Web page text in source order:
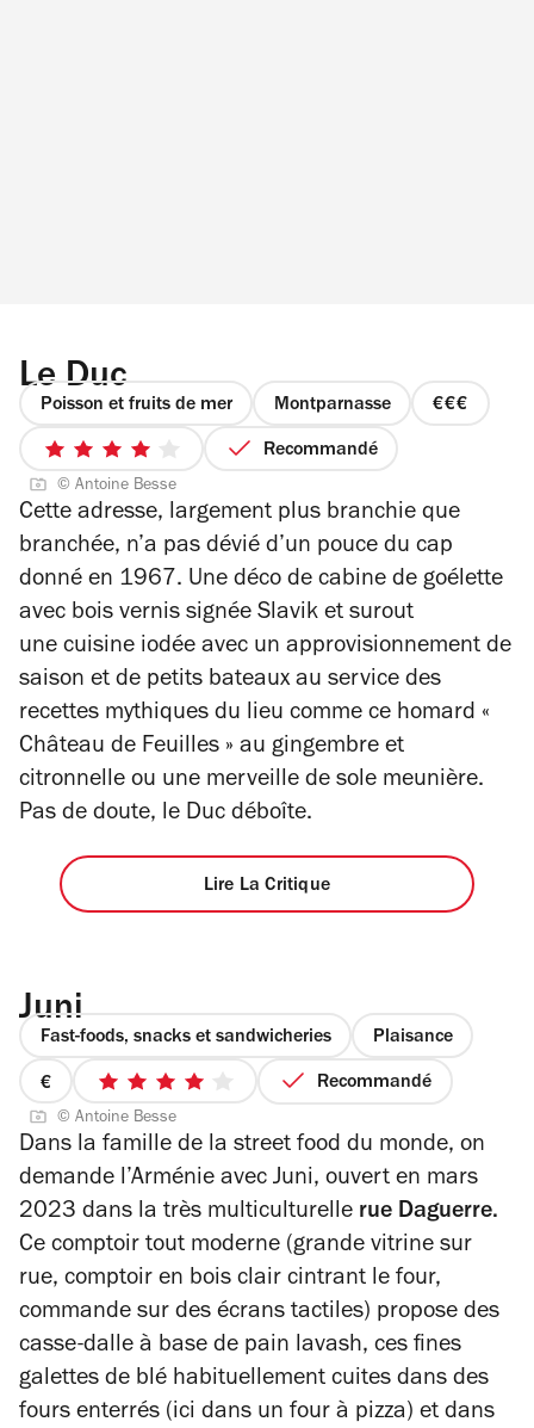
Le Duc
Poisson et fruits de mer Montparnasse
prix
4
4
sur
5
étoiles
Recommandé
© Antoine Besse
Cette adresse, largement plus branchie que
branchée, n’a pas dévié d’un pouce du cap
donné en 1967. Une déco de cabine de goélette
avec bois vernis signée Slavik et surout
une cuisine iodée avec un approvisionnement de
saison et de petits bateaux au service des
recettes mythiques du lieu comme ce homard «
Château de Feuilles » au gingembre et
citronnelle ou une merveille de sole meunière.
Pas de doute, le Duc déboîte.
Lire La Critique
Juni
Fast-foods, snacks et sandwicheries Plaisance
prix
1
sur
4
4
sur
5
étoiles
Recommandé
© Antoine Besse
Dans la famille de la street food du monde, on
demande l’Arménie avec Juni, ouvert en mars
2023 dans la très multiculturelle rue Daguerre.
Ce comptoir tout moderne (grande vitrine sur
rue, comptoir en bois clair cintrant le four,
commande sur des écrans tactiles) propose des
casse-dalle à base de pain lavash, ces fines
galettes de blé habituellement cuites dans des
fours enterrés (ici dans un four à pizza) et dans